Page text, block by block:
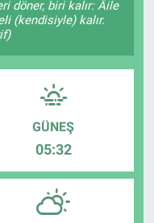
döner, biri kalır: Âile
(kendisiyle) kalır.
GÜNEŞ
05:32